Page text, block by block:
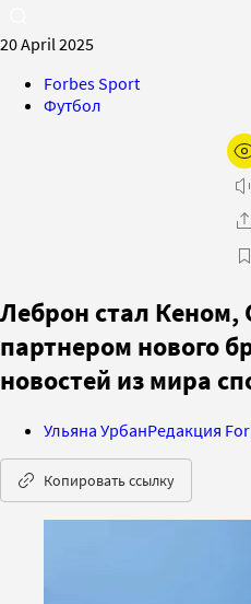
20 April 2025
Forbes Sport
Футбол
Леброн стал
партнером нового
новостей из мира
Ульяна УрбанРедакция
Копировать ссылку